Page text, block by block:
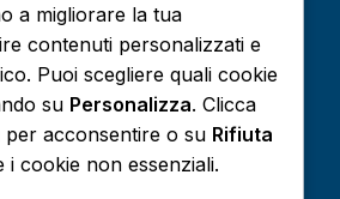
Infografiche
Media
a migliorare la tua
contenuti personalizzati e
Puoi scegliere quali cookie
su Personalizza. Clicca
per acconsentire o su Rifiuta
i cookie non essenziali.